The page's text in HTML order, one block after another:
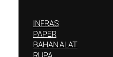
INFRAS
PAPER
BAHAN ALAT